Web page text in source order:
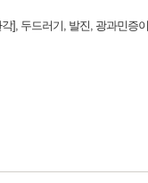
], 두드러기, 발진, 광과민증